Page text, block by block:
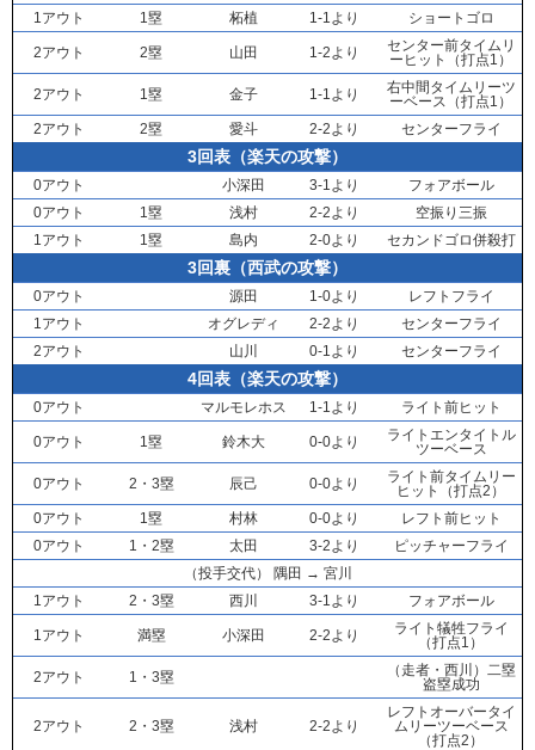
1アウト
1塁 柘植 1-1より ショートゴロ
2アウト 2塁 山田 1-2より
センター前タイムリ
ーヒット（打点1）
2アウト 1塁 金子 1-1より
右中間タイムリーツ
ーベース（打点1）
2アウト
2塁 愛斗 2-2より センターフライ
3回表（楽天の攻撃）
0アウト 小深田 3-1より
フォアボール
0アウト
1塁 浅村 2-2より
空振り三振
1アウト
1塁 島内 2-0より セカンドゴロ併殺打
3回裏（西武の攻撃）
0アウト 源田 1-0より
レフトフライ
1アウト
オグレディ 2-2より
センターフライ
2アウト
山川 0-1より センターフライ
4回表（楽天の攻撃）
0アウト マルモレホス 1-1より ライト前ヒット
0アウト 1塁 鈴木大 0-0より
ライトエンタイトル
ツーベース
0アウト 2・3塁 辰己 0-0より
ライト前タイムリー
ヒット（打点2）
0アウト
1塁 村林 0-0より
レフト前ヒット
0アウト
1・2塁 太田 3-2より
ピッチャーフライ
（投手交代）
隅田 → 宮川
1アウト
2・3塁 西川 3-1より フォアボール
1アウト 満塁 小深田 2-2より
ライト犠牲フライ
（打点1）
2アウト 1・3塁 （走者・ 西川 ）二塁
盗塁成功
2アウト 2・3塁 浅村 2-2より
レフトオーバータイ
ムリーツーベース
（打点2）